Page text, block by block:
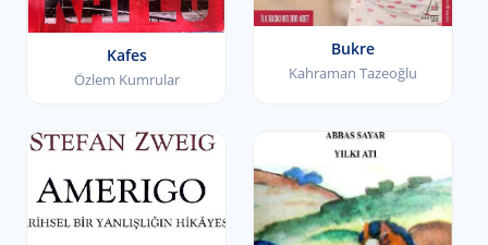
Kafes
Özlem Kumrular
Bukre
Kahraman Tazeoğlu